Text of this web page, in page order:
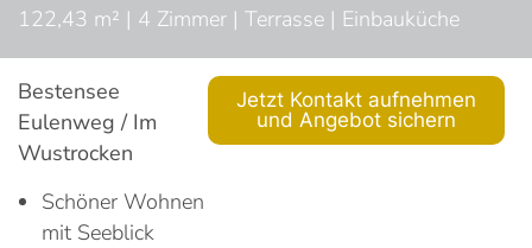
122,43 m² | 4 Zimmer | Terrasse | Einbauküche
Bestensee
Eulenweg / Im
Wustrocken
Schöner Wohnen
mit Seeblick
Jetzt Kontakt aufnehmen
und Angebot sichern